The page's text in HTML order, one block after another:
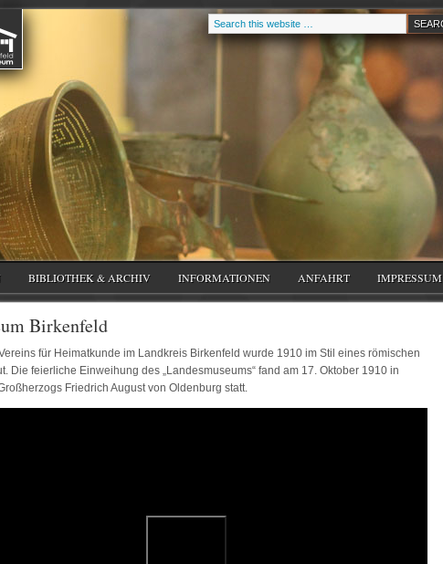
BIBLIOTHEK & ARCHIV INFORMATIONEN ANFAHRT IMPRESSUM
Birkenfeld
für Heimatkunde im Landkreis Birkenfeld wurde 1910 im Stil eines römischen
Die feierliche Einweihung des „Landesmuseums“ fand am 17. Oktober 1910 in
Friedrich August von Oldenburg statt.